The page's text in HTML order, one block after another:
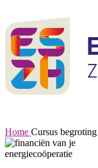
Home Cursus